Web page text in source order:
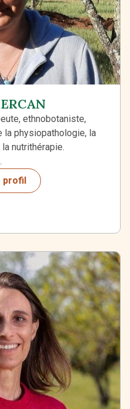
ethnobotaniste,
la physiopathologie, la
nutrithérapie.
profil